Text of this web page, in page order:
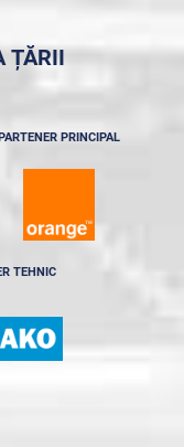
ȚĂRII
PRINCIPAL
TEHNIC